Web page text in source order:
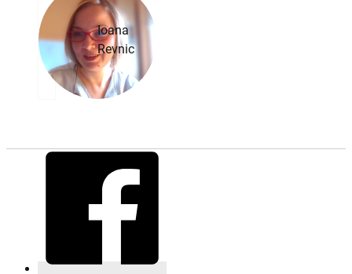
Ioana
Revnic